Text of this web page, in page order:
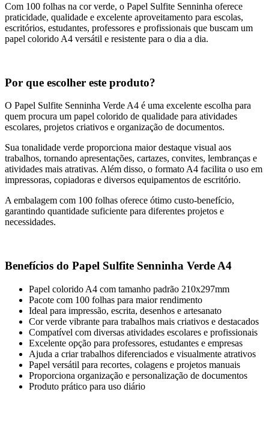
Com 100 folhas na cor verde, o Papel Sulfite Senninha oferece
praticidade, qualidade e excelente aproveitamento para escolas,
escritórios, estudantes, professores e profissionais que buscam um
papel colorido A4 versátil e resistente para o dia a dia.
Por que escolher este produto?
O Papel Sulfite Senninha Verde A4 é uma excelente escolha para
quem procura um papel colorido de qualidade para atividades
escolares, projetos criativos e organização de documentos.
Sua tonalidade verde proporciona maior destaque visual aos
trabalhos, tornando apresentações, cartazes, convites, lembranças e
atividades mais atrativas. Além disso, o formato A4 facilita o uso em
impressoras, copiadoras e diversos equipamentos de escritório.
A embalagem com 100 folhas oferece ótimo custo-benefício,
garantindo quantidade suficiente para diferentes projetos e
necessidades.
Benefícios do Papel Sulfite Senninha Verde A4
Papel colorido A4 com tamanho padrão 210x297mm
Pacote com 100 folhas para maior rendimento
Ideal para impressão, escrita, desenhos e artesanato
Cor verde vibrante para trabalhos mais criativos e destacados
Compatível com diversas atividades escolares e profissionais
Excelente opção para professores, estudantes e empresas
Ajuda a criar trabalhos diferenciados e visualmente atrativos
Papel versátil para recortes, colagens e projetos manuais
Proporciona organização e personalização de documentos
Produto prático para uso diário